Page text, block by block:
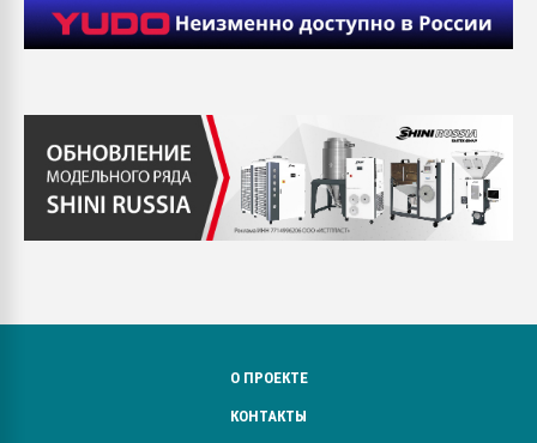
О ПРОЕКТЕ
КОНТАКТЫ